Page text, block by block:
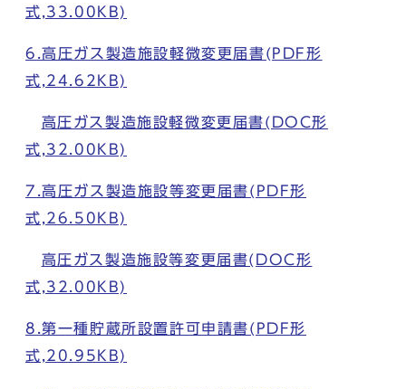
式,33.00KB)
6.高圧ガス製造施設軽微変更届書(PDF形
式,24.62KB)
高圧ガス製造施設軽微変更届書(DOC形
式,32.00KB)
7.高圧ガス製造施設等変更届書(PDF形
式,26.50KB)
高圧ガス製造施設等変更届書(DOC形
式,32.00KB)
8.第一種貯蔵所設置許可申請書(PDF形
式,20.95KB)